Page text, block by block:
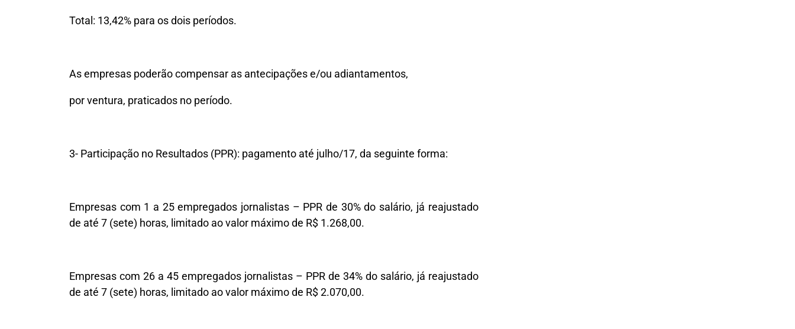
Total: 13,42% para os dois períodos.
As empresas poderão compensar as antecipações e/ou adiantamentos,
por ventura, praticados no período.
3- Participação no Resultados (PPR): pagamento até julho/17, da seguinte forma:
Empresas com 1 a 25 empregados jornalistas – PPR de 30% do salário, já reajustado
de até 7 (sete) horas, limitado ao valor máximo de R$ 1.268,00.
Empresas com 26 a 45 empregados jornalistas – PPR de 34% do salário, já reajustado
de até 7 (sete) horas, limitado ao valor máximo de R$ 2.070,00.